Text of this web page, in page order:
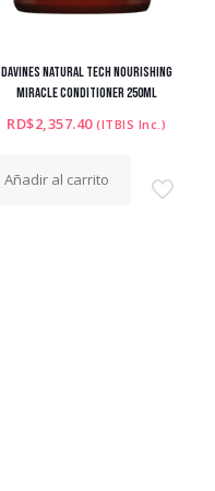
DAVINES NATURAL TECH NOURISHING
MIRACLE CONDITIONER 250ML
RD$2,357.40 (ITBIS Inc.)
Añadir al carrito